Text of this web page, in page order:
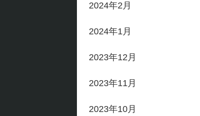
2024年2月
2024年1月
2023年12月
2023年11月
2023年10月